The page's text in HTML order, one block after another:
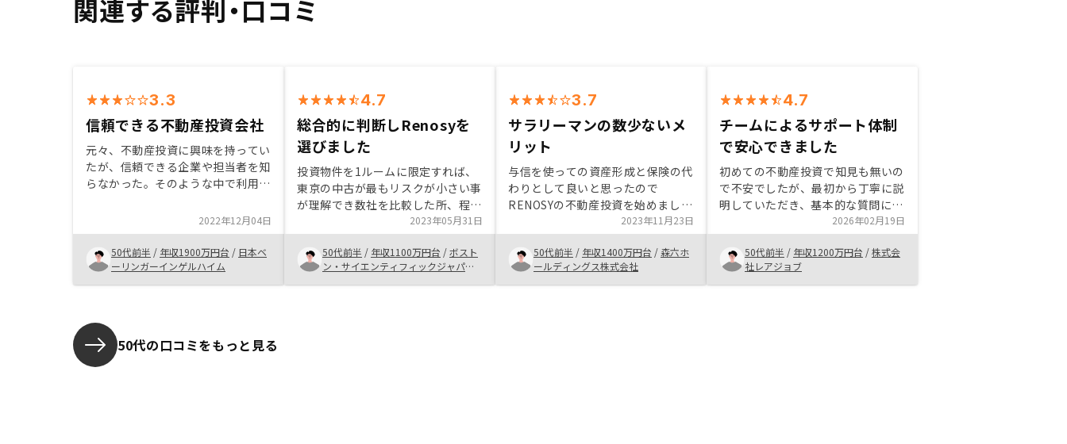
関連する評判・口コミ
3.3
信頼できる不動産投資会社
元々、不動産投資に興味を持ってい
たが、信頼できる企業や担当者を知
らなかった。そのような中で利用し
きっかけ。また、実際に担当者の方
と話しをした際に不明なことに関し
て丁寧に対応いただいたため自分で
物件が探せるような仕組み
2022年12月04日
50代前半 / 年収1900万円台 / 日本ベ
ーリンガーインゲルハイム
4.7
総合的に判断しRenosyを
選びました
投資物件を1ルームに限定すれば、
東京の中古が最もリスクが小さい事
が理解でき数社を比較した所、程よ
い価格の物件紹介や手続きのweb化
による簡略化や物件管理に関して、
RENOSY以上の会社はありませんで
した。担当者からの紹介に頼るので
はなく、RENOCYが担当している物
2023年05月31日
50代前半 / 年収1100万円台 /ボスト
ン・サイエンティフィックジャパン
3.7
サラリーマンの数少ないメ
リット
与信を使っての資産形成と保険の代
わりとして良いと思ったので
RENOSYの不動産投資を始めまし
た。サラリーマンにとって与信は数
少ないメリットだと思うので活用す
べきです。さらにそれが保険の代わ
りになるのであればなお良いと思い
ます。
2023年11月23日
50代前半 / 年収1400万円台 / 森六ホ
ールディングス株式会社
4.7
チームによるサポート体制
で安心できました
初めての不動産投資で知見も無いの
で不安でしたが、最初から丁寧に説
明していただき、基本的な質問にも
全て真摯にお答えいただきました。
また年度内に間に合わせるという時
間的な制限があったので多少厳しい
スケジュール感でしたが、チーム全
体でのサポートと迅速なご対応のお
2026年02月19日
50代前半 / 年収1200万円台 /株式会
社レアジョブ
50代の口コミをもっと見る